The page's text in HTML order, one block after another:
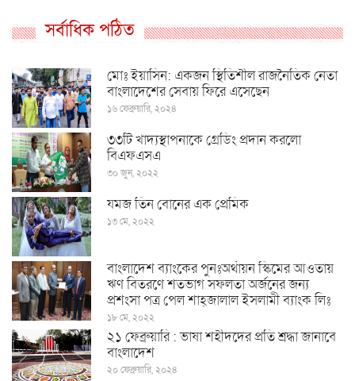
সর্বাধিক পঠিত
মোঃ ইয়াসিন: একজন স্থিতিশীল রাজনৈতিক নেতা
বাংলাদেশের সেবায় ফিরে এসেছেন
১৬ ফেব্রুয়ারি, ২০২৪
৩৩টি খাদ্যস্থাপনাকে গ্রেডিং প্রদান করলো
বিএফএসএ
৩০ জুন, ২০২২
যমজ তিন বোনের এক প্রেমিক
১৩ মে, ২০২২
বাংলাদেশ ব্যাংকের পুনঃঅর্থায়ন স্কিমের আওতায়
ঋণ বিতরণে শতভাগ সফলতা অর্জনের জন্য
প্রশংসা পত্র পেল শাহ্জালাল ইসলামী ব্যাংক লিঃ
১৮ মে, ২০২২
২১ ফেব্রুয়ারি : ভাষা শহীদদের প্রতি শ্রদ্ধা জানাবে
বাংলাদেশ
২০ ফেব্রুয়ারি, ২০২৪